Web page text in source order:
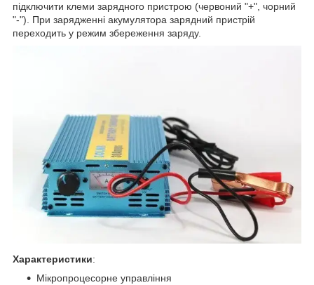
підключити клеми зарядного пристрою (червоний "+", чорний
"-"). При зарядженні акумулятора зарядний пристрій
переходить у режим збереження заряду.
Характеристики:
Мікропроцесорне управління